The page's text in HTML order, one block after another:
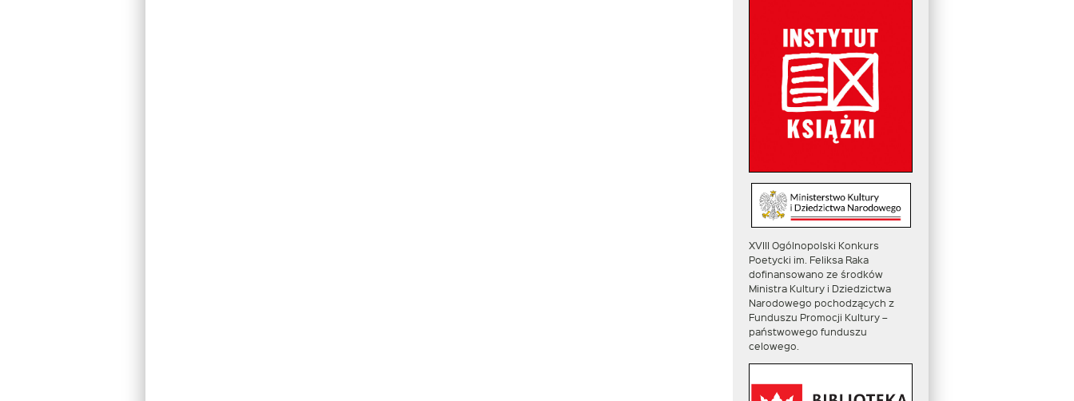
XVIII Ogólnopolski Konkurs
Poetycki im. Feliksa Raka
dofinansowano ze środków
Ministra Kultury i Dziedzictwa
Narodowego pochodzących z
Funduszu Promocji Kultury –
państwowego funduszu
celowego.